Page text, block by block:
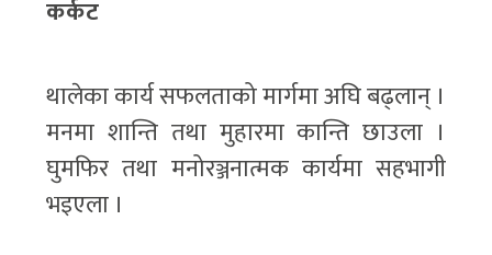
कर्कट
थालेका कार्य सफलताको मार्गमा अघि बढ्लान् ।
मनमा शान्ति तथा मुहारमा कान्ति छाउला ।
घुमफिर तथा मनोरञ्जनात्मक कार्यमा सहभागी
भइएला ।